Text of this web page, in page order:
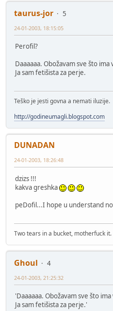
taurus-jor
5
24-01-2003, 18:15:05
Perofil?
Daaaaaa. Obožavam sve što ima
Ja sam fetišista za perje.
Teško je jesti govna a nemati iluzije.
http://godineumagli.blogspot.com
DUNADAN
24-01-2003, 18:26:48
dzizs !!!
kakva greshka
peDofil...I hope u understand
Two tears in a bucket, motherfuck it.
Ghoul
4
24-01-2003, 21:25:32
'Daaaaaa. Obožavam sve što
Ja sam fetišista za perje.'